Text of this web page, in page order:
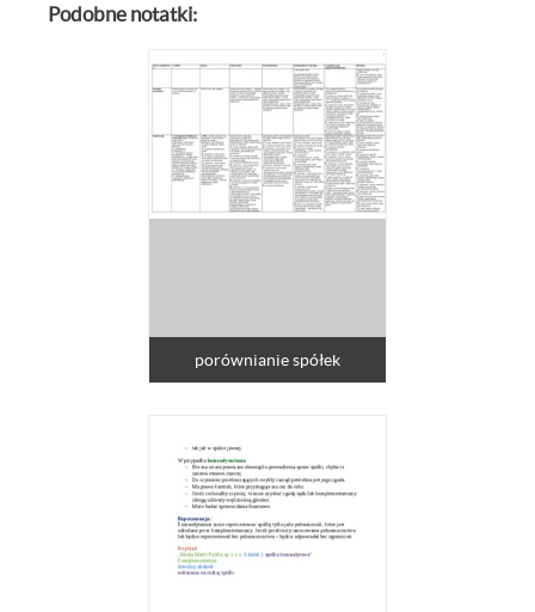
Podobne notatki:
porównianie spółek